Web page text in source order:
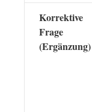
Korrektive
Frage
(Ergänzung)